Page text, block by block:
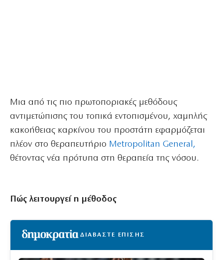
Μια από τις πιο πρωτοποριακές μεθόδους
αντιμετώπισης του τοπικά εντοπισμένου, χαμηλής
κακοήθειας καρκίνου του προστάτη εφαρμόζεται
πλέον στο θεραπευτήριο Metropolitan General,
θέτοντας νέα πρότυπα στη θεραπεία της νόσου.
Πώς λειτουργεί η μέθοδος
ΔΙΑΒΑΣΤΕ ΕΠΙΣΗΣ